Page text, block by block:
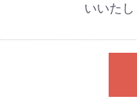
いいたし